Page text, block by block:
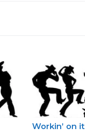
Workin’ on it